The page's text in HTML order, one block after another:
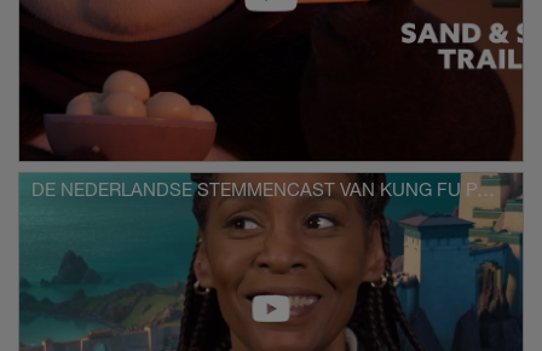
Om het nog erger te maken, duikt er ook
nog een kwaadaardige, machtige
(Oscar®-winnares Viola Davis), een kleine
hagedis die de vorm van elk wezen kan
aannemen, groot of klein. En die Kameleon
heeft haar kleine kraaloogjes laten vallen op
Po’s Staf der Wijsheid, waarmee ze alle
grote schurken die Po naar het geestenrijk
heeft gestuurd terug zou kunnen halen.
Po moet dus hulp zien te vinden en die vindt
hij (soort van) in de vorm van de sluwe,
scherpzinnige dief Zhen (Golden Globe-
DE NEDERLANDSE STEMMENCAST VAN KUNG FU PANDA 4